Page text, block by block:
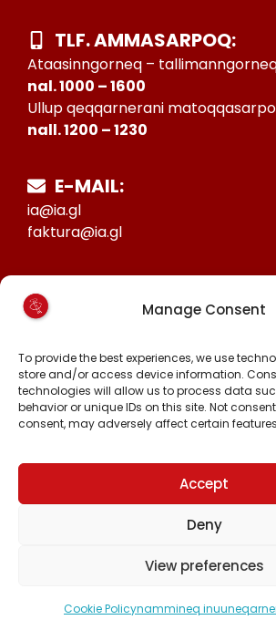
Manage Consent
To provide the best experiences, we use
store and/or access device information.
technologies will allow us to process data
behavior or unique IDs on this site. Not
consent, may adversely affect certain
Accept
Deny
View preferences
Cookie Policynammineq
TLF. AMMASARPOQ:
Ataasinngorneq –
nal. 1000 – 1600
Ullup qeqqarnerani
nall. 1200 – 1230
E-MAIL:
ia@ia.gl
faktura@ia.gl
25027388
KONTO NR:
6471-1511626
MALINNAAVIGISIGUT
TIKTOK
Hjemmeside.gl-imit
-mit